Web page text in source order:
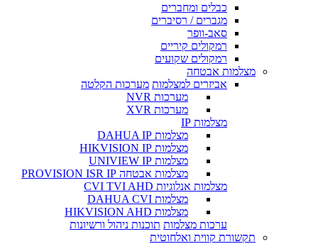
כבלים ומחברים
מגברים / רסיברים
סאב-וופר
רמקולים קיריים
רמקולים שקועים
מצלמות אבטחה
אביזרים למצלמות מערכות הקלטה
מערכות NVR
מערכות XVR
מצלמות IP
מצלמות DAHUA IP
מצלמות HIKVISION IP
מצלמות UNIVIEW IP
מצלמות אבטחה PROVISION ISR IP
מצלמות אנלוגיות CVI TVI AHD
מצלמות DAHUA CVI
מצלמות HIKVISION AHD
ערכות מצלמות תוכנות ניהול ורשיונות
תקשורת קווית ואלחוטית